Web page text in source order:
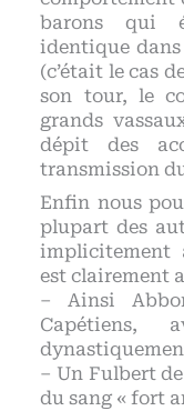
barons qui
identique dans
(c’était le cas
son tour, le
grands
dépit des
transmission
Enfin nous
plupart des
implicitement
est clairement
– Ainsi
Capétiens,
– Un Fulbert
du sang « fort